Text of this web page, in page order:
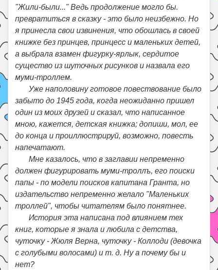
"Жили-были..." Ведь продолжение могло бы.
превратиться в сказку - это было неизбежно. Но
я принесла свои извинения, что обошлась в своей
книжке без принцев, принцесс и маленьких детей,
а выбрала взамен фигурку-ярлык, сердитое
существо из шуточных рисунков и назвала его
муми-троллем.
Уже наполовину готовое повествование было
забыто до 1945 года, когда неожиданно пришел
один из моих друзей и сказал, что написанное
мною, кажется, детская книжка; допиши, мол, ее
до конца и проиллюстрируй, возможно, повесть
напечатают.
Мне казалось, что в заглавии непременно
должен фигурировать муми-троллъ, его поиски
папы - по модели поисков капитана Гранта, но
издательство непременно желало "Маленьких
троллей", чтобы читателям было понятнее.
История эта написана под влиянием тех
книг, которые я знала и любила с детства,
чуточку - Жюля Верна, чуточку - Коллоди (девочка
с голубыми волосами) и т. д. Ну а почему бы и
нет?